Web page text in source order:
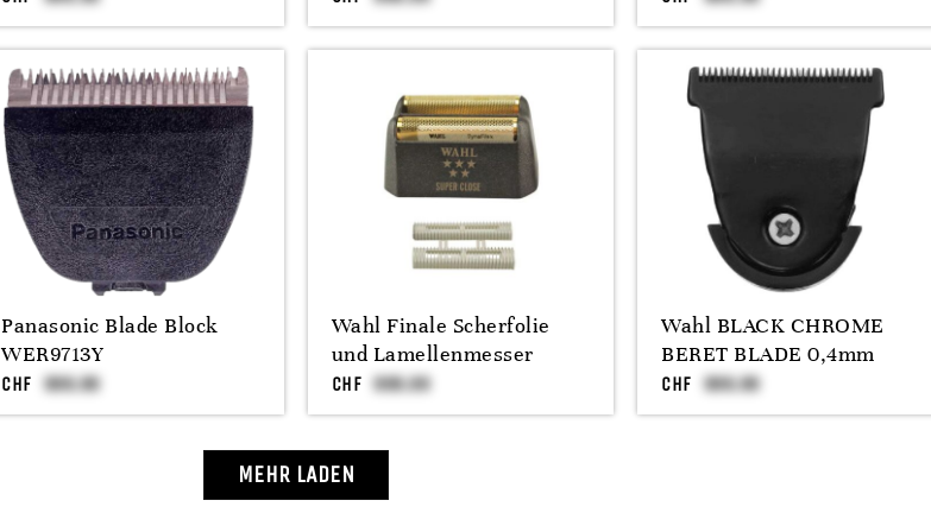
Panasonic Blade Block
WER9713Y
CHF
Wahl Finale Scherfolie
und Lamellenmesser
CHF
Wahl BLACK CHROME
BERET BLADE 0,4mm
CHF
MEHR LADEN